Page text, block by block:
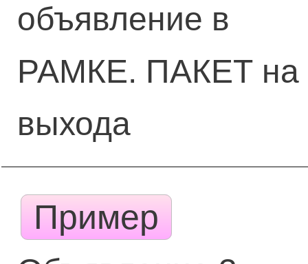
объявление в
РАМКЕ. ПАКЕТ на
выхода
Пример